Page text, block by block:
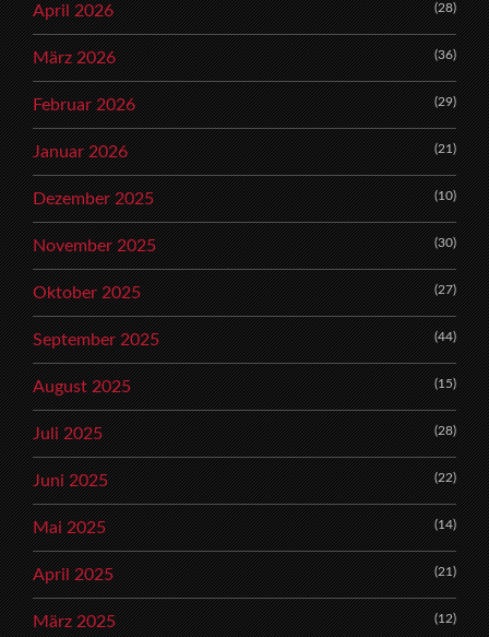
April 2026 (28)
März 2026 (36)
Februar 2026 (29)
Januar 2026 (21)
Dezember 2025 (10)
November 2025 (30)
Oktober 2025 (27)
September 2025 (44)
August 2025 (15)
Juli 2025 (28)
Juni 2025 (22)
Mai 2025 (14)
April 2025 (21)
März 2025 (12)